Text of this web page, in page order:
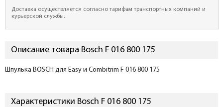
Доставка осуществляется согласно тарифам транспортных компаний и
курьерской службы.
Описание товара Bosch F 016 800 175
Шпулька BOSCH для Еаsy и Combitrim F 016 800 175
Характеристики Bosch F 016 800 175